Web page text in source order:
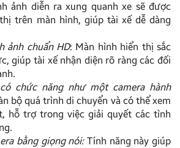
ảnh diễn ra xung quanh xe sẽ được
trên màn hình, giúp tài xế dễ dàng
ảnh chuẩn HD: Màn hình hiển thị sắc
giúp tài xế nhận diện rõ ràng các đối
chức năng như một camera hành
bộ quá trình di chuyển và có thể xem
hỗ trợ trong việc giải quyết các tình
bằng giọng nói:Tính năng này giúp